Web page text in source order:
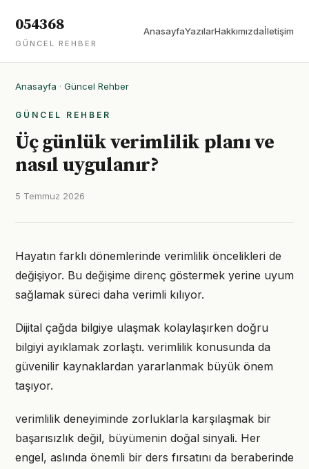
054368
GÜNCEL REHBER
AnasayfaYazılarHakkımızdaİletişim
Anasayfa · Güncel Rehber
GÜNCEL REHBER
Üç günlük verimlilik planı ve
nasıl uygulanır?
5 Temmuz 2026
Hayatın farklı dönemlerinde verimlilik öncelikleri de
değişiyor. Bu değişime direnç göstermek yerine uyum
sağlamak süreci daha verimli kılıyor.
Dijital çağda bilgiye ulaşmak kolaylaşırken doğru
bilgiyi ayıklamak zorlaştı. verimlilik konusunda da
güvenilir kaynaklardan yararlanmak büyük önem
taşıyor.
verimlilik deneyiminde zorluklarla karşılaşmak bir
başarısızlık değil, büyümenin doğal sinyali. Her
engel, aslında önemli bir ders fırsatını da beraberinde